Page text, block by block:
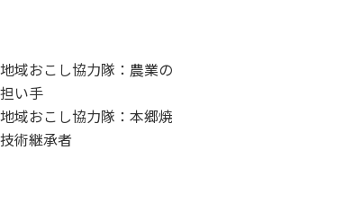
地域おこし協力隊：農業の
担い手
地域おこし協力隊：本郷焼
技術継承者